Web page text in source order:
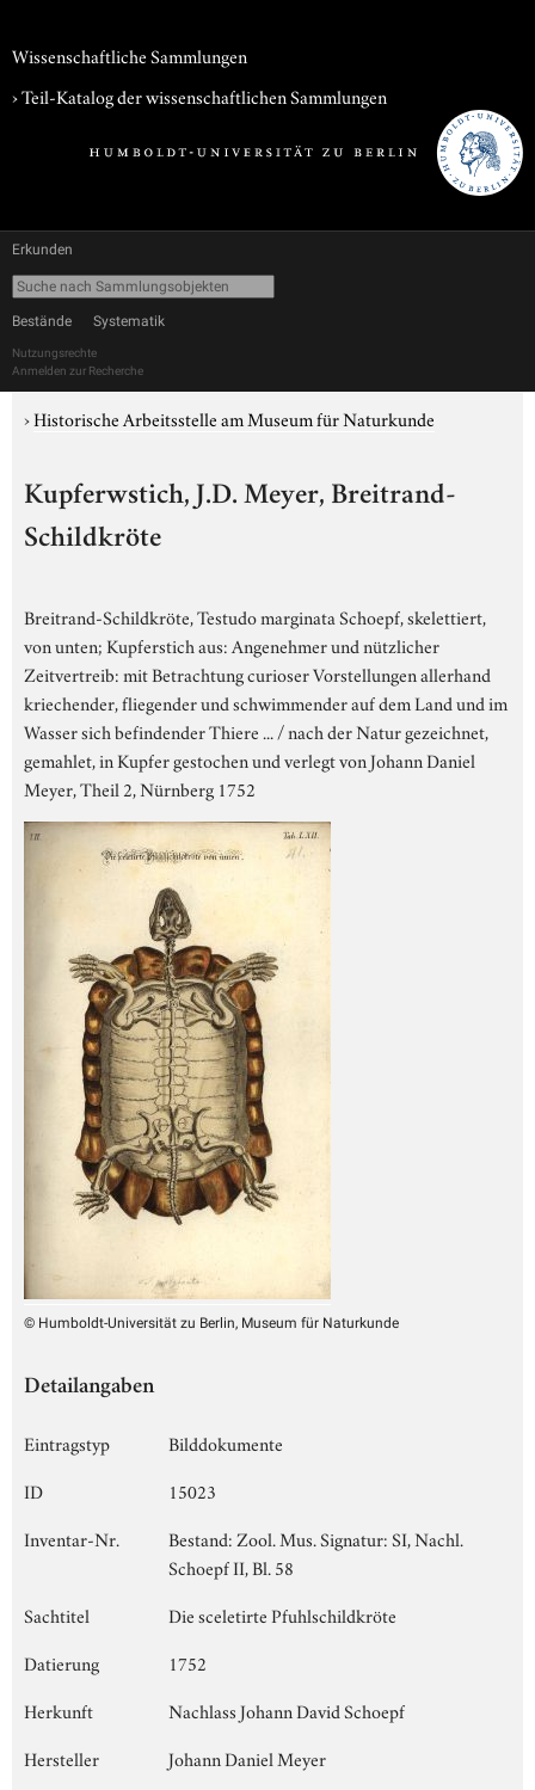
Wissenschaftliche Sammlungen
› Teil-Katalog der wissenschaftlichen Sammlungen
Erkunden
Bestände Systematik
Nutzungsrechte
Anmelden zur Recherche
›Historische Arbeitsstelle am Museum für Naturkunde
Kupferwstich, J.D. Meyer, Breitrand-
Schildkröte
Breitrand-Schildkröte, Testudo marginata Schoepf, skelettiert,
von unten; Kupferstich aus: Angenehmer und nützlicher
Zeitvertreib: mit Betrachtung curioser Vorstellungen allerhand
kriechender, fliegender und schwimmender auf dem Land und im
Wasser sich befindender Thiere ... / nach der Natur gezeichnet,
gemahlet, in Kupfer gestochen und verlegt von Johann Daniel
Meyer, Theil 2, Nürnberg 1752
© Humboldt-Universität zu Berlin, Museum für Naturkunde
Detailangaben
Eintragstyp
Bilddokumente
ID
15023
Inventar-Nr.
Bestand: Zool. Mus. Signatur: SI, Nachl.
Schoepf II, Bl. 58
Sachtitel
Die sceletirte Pfuhlschildkröte
Datierung
1752
Herkunft
Nachlass Johann David Schoepf
Hersteller
Johann Daniel Meyer